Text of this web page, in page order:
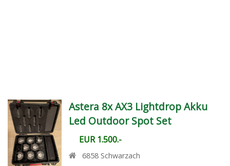
Astera 8x AX3 Lightdrop Akku
Led Outdoor Spot Set
EUR 1.500.-
6858 Schwarzach